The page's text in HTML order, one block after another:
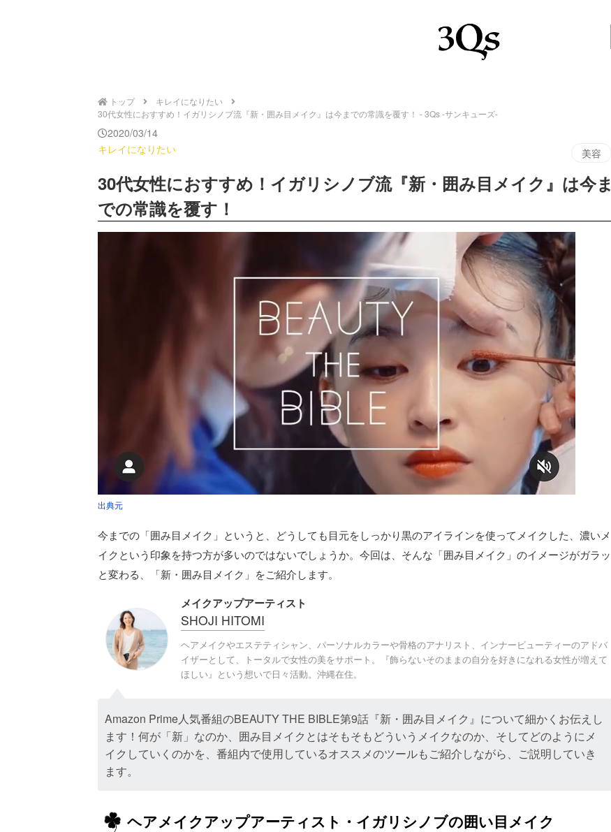
トップ
キレイになりたい
30代女性におすすめ！イガリシノブ流『新・囲み目メイク』は今までの常識を覆す！ - 3Qs -サンキューズ-
2020/03/14
キレイになりたい 美容
30代女性におすすめ！イガリシノブ流『新・囲み目メイク』は今ま
での常識を覆す！
出典元
今までの「囲み目メイク」というと、どうしても目元をしっかり黒のアイラインを使ってメイクした、濃いメ
イクという印象を持つ方が多いのではないでしょうか。今回は、そんな「囲み目メイク」のイメージがガラッ
と変わる、「新・囲み目メイク」をご紹介します。
メイクアップアーティスト
SHOJI HITOMI
ヘアメイクやエステティシャン、パーソナルカラーや骨格のアナリスト、インナービューティーのアドバ
イザーとして、トータルで女性の美をサポート。『飾らないそのままの自分を好きになれる女性が増えて
ほしい』という想いで日々活動。沖縄在住。
Amazon Prime人気番組のBEAUTY THE BIBLE第9話『新・囲み目メイク』について細かくお伝えし
ます！何が「新」なのか、囲み目メイクとはそもそもどういうメイクなのか、そしてどのようにメ
イクしていくのかを、番組内で使用しているオススメのツールもご紹介しながら、ご説明していき
ます。
ヘアメイクアップアーティスト・イガリシノブの囲い目メイク